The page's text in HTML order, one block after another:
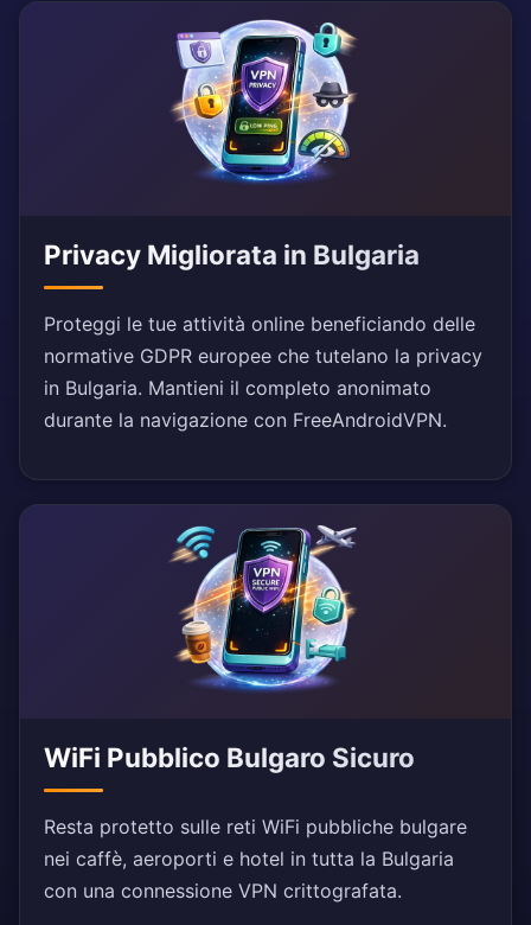
Privacy Migliorata in Bulgaria
Proteggi le tue attività online beneficiando delle
normative GDPR europee che tutelano la privacy
in Bulgaria. Mantieni il completo anonimato
durante la navigazione con FreeAndroidVPN.
WiFi Pubblico Bulgaro Sicuro
Resta protetto sulle reti WiFi pubbliche bulgare
nei caffè, aeroporti e hotel in tutta la Bulgaria
con una connessione VPN crittografata.